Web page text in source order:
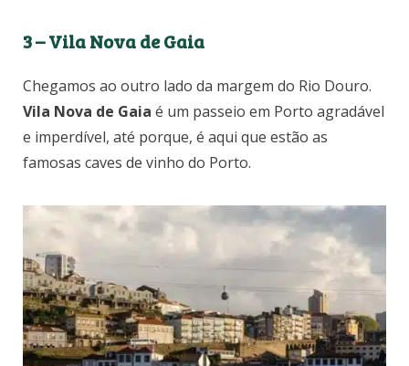
3 – Vila Nova de Gaia
Chegamos ao outro lado da margem do Rio Douro.
Vila Nova de Gaia é um passeio em Porto agradável
e imperdível, até porque, é aqui que estão as
famosas caves de vinho do Porto.